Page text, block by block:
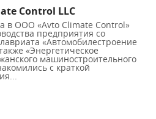
Control LLC
в ООО «Avto Climate Control»
предприятия со
«Автомобилестроение
«Энергетическое
машиностроительного
с ​​краткой